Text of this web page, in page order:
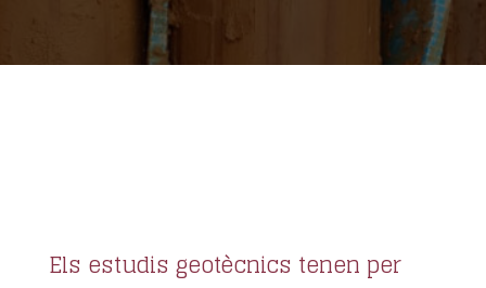
Els estudis geotècnics tenen per